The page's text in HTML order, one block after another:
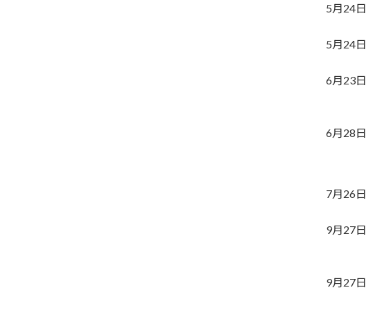
5月24日
5月24日
6月23日
6月28日
7月26日
9月27日
9月27日